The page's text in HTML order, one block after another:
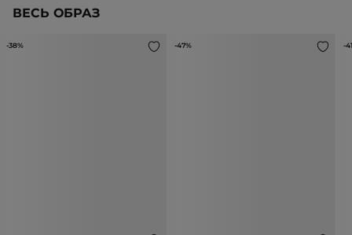
ВЕСЬ ОБРАЗ
-38% -47% -